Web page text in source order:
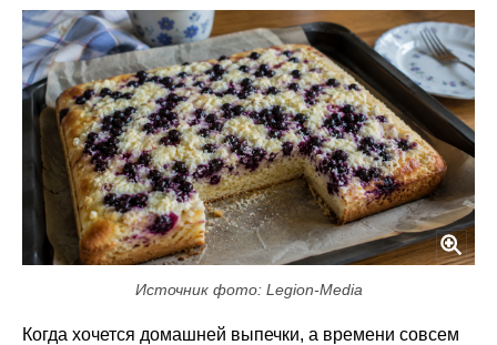
Источник фото: Legion-Media
Когда хочется домашней выпечки, а времени совсем